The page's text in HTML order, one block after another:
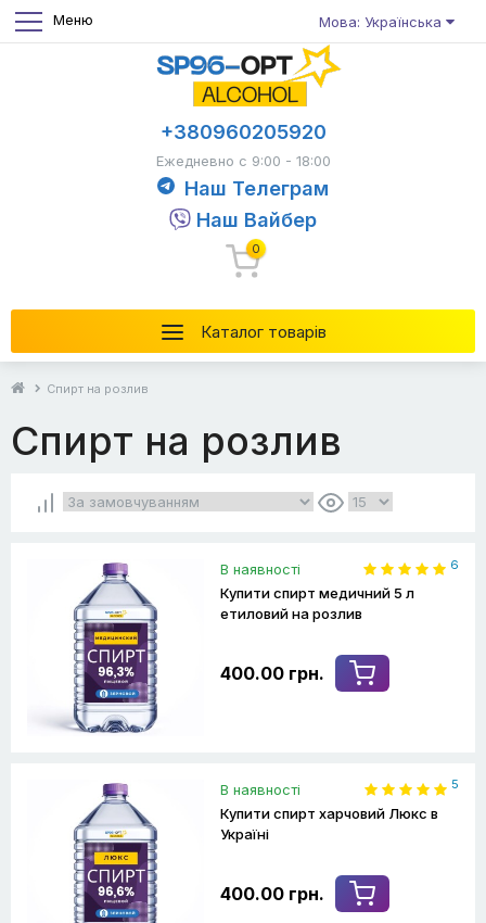
Меню Мова: Українська
Каталог товарів
+380960205920
Ежедневно с 9:00 - 18:00
Наш Телеграм
Наш Вайбер
0
Спирт на розлив
Спирт на розлив
В наявності 6
Купити спирт медичний 5 л
етиловий на розлив
400.00 грн.
В наявності 5
Купити спирт харчовий Люкс в
Україні
400.00 грн.